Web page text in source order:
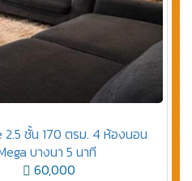
2.5 ชั้น 170 ตรม. 4 ห้องนอน
บางนา 5 นาที
60,000